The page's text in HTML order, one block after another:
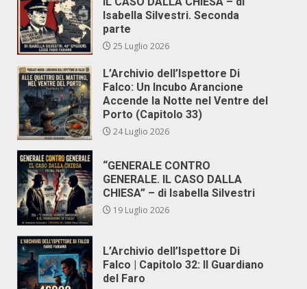
Isabella Silvestri. Seconda
parte
25 Luglio 2026
L’Archivio dell’Ispettore Di
Falco: Un Incubo Arancione
Accende la Notte nel Ventre del
Porto (Capitolo 33)
24 Luglio 2026
“GENERALE CONTRO
GENERALE. IL CASO DALLA
CHIESA” – di Isabella Silvestri
19 Luglio 2026
L’Archivio dell’Ispettore Di
Falco | Capitolo 32: Il Guardiano
del Faro